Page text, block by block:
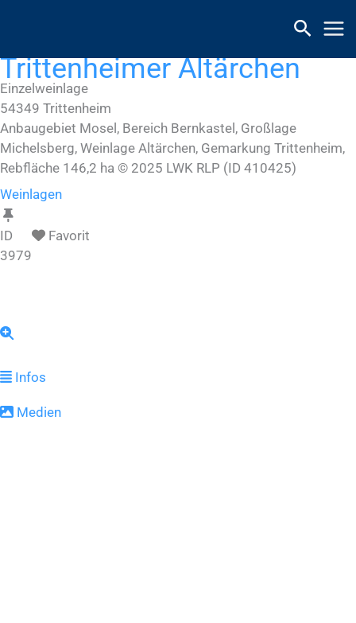
Trittenheimer Altärchen
Einzelweinlage
54349 Trittenheim
Anbaugebiet Mosel, Bereich Bernkastel, Großlage
Michelsberg, Weinlage Altärchen, Gemarkung Trittenheim,
Rebfläche 146,2 ha © 2025 LWK RLP (ID 410425)
Weinlagen
ID
3979
Favorit
Infos
Medien